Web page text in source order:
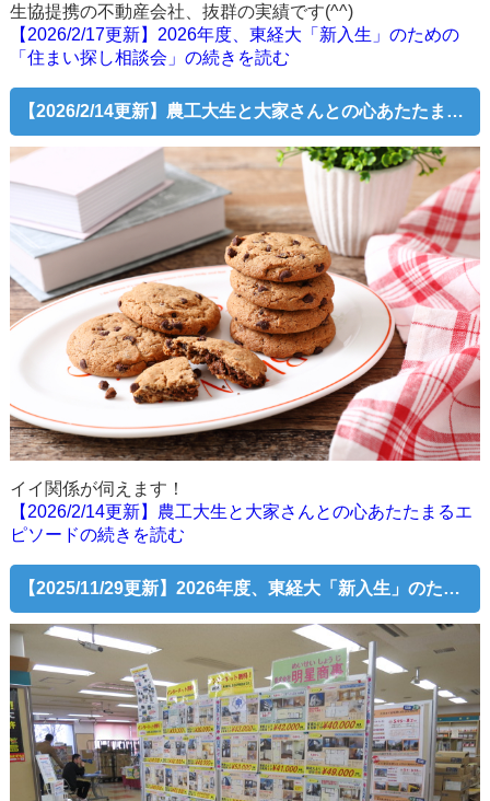
生協提携の不動産会社、抜群の実績です(^^)
【2026/2/17更新】2026年度、東経大「新入生」のための
「住まい探し相談会」の続きを読む
【2026/2/14更新】農工大生と大家さんとの心あたたまるエピソード
イイ関係が伺えます！
【2026/2/14更新】農工大生と大家さんとの心あたたまるエ
ピソードの続きを読む
【2025/11/29更新】2026年度、東経大「新入生」のための「住まい探し相談会」